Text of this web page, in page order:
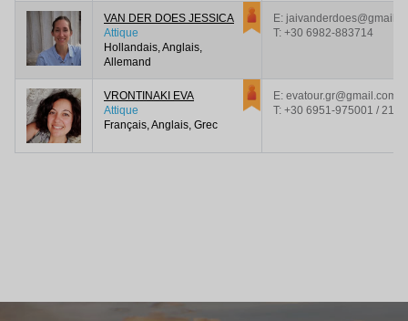
VAN DER DOES JESSICA
Attique
Hollandais, Anglais,
Allemand
E:
T: +30 6982-883714
VRONTINAKI EVA
Attique
Français, Anglais, Grec
E: evatour.gr@gmail.com
T: +30 6951-975001 / 210-